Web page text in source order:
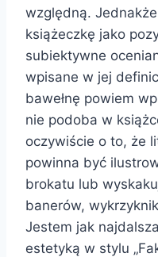
względną.
książeczkę jako
subiektywne
wpisane w jej
bawełnę powiem
nie podoba w
oczywiście o to, że
powinna być
brokatu lub
banerów,
Jestem jak
estetyką w stylu